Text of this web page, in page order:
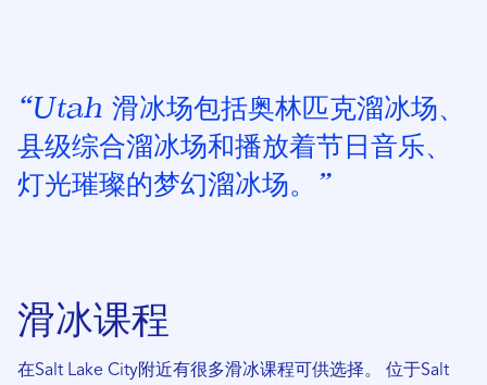
“Utah 滑冰场包括奥林匹克溜冰场、
县级综合溜冰场和播放着节日音乐、
灯光璀璨的梦幻溜冰场。”
滑冰课程
在Salt Lake City附近有很多滑冰课程可供选择。 位于Salt